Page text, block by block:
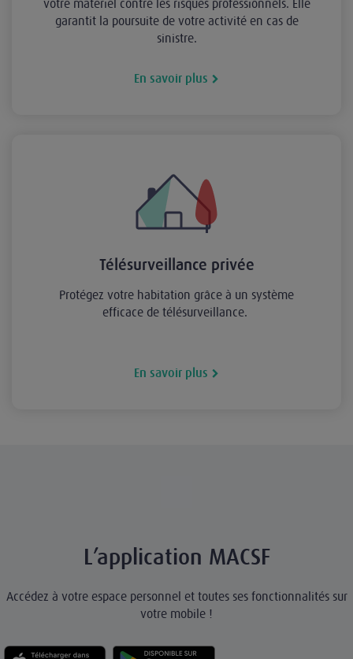
votre matériel contre les risques professionnels. Elle
garantit la poursuite de votre activité en cas de
sinistre.
En savoir plus
Télésurveillance privée
Protégez votre habitation grâce à un système
efficace de télésurveillance.
En savoir plus
L’application MACSF
Accédez à votre espace personnel et toutes ses fonctionnalités sur
votre mobile !